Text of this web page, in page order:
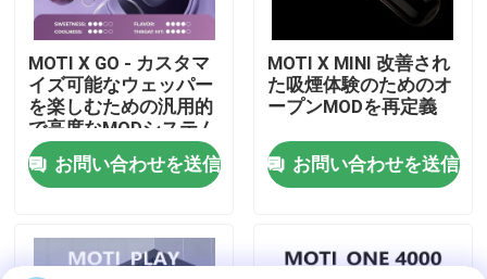
企業情報
会社案内
品質管理
お問い合わせ
MOTI X GO - カスタマ
イズ可能なウェッパー
を楽しむための汎用的
で高度なMODシステム
お問い合わせを送信
MOTI X MINI 改善され
た吸煙体験のためのオ
ープンMODを再定義
お問い合わせを送信